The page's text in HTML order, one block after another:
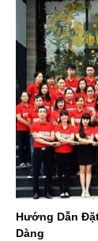
Hướng Dẫn
Dàng